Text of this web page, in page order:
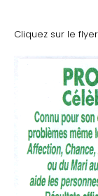
Cliquez sur le